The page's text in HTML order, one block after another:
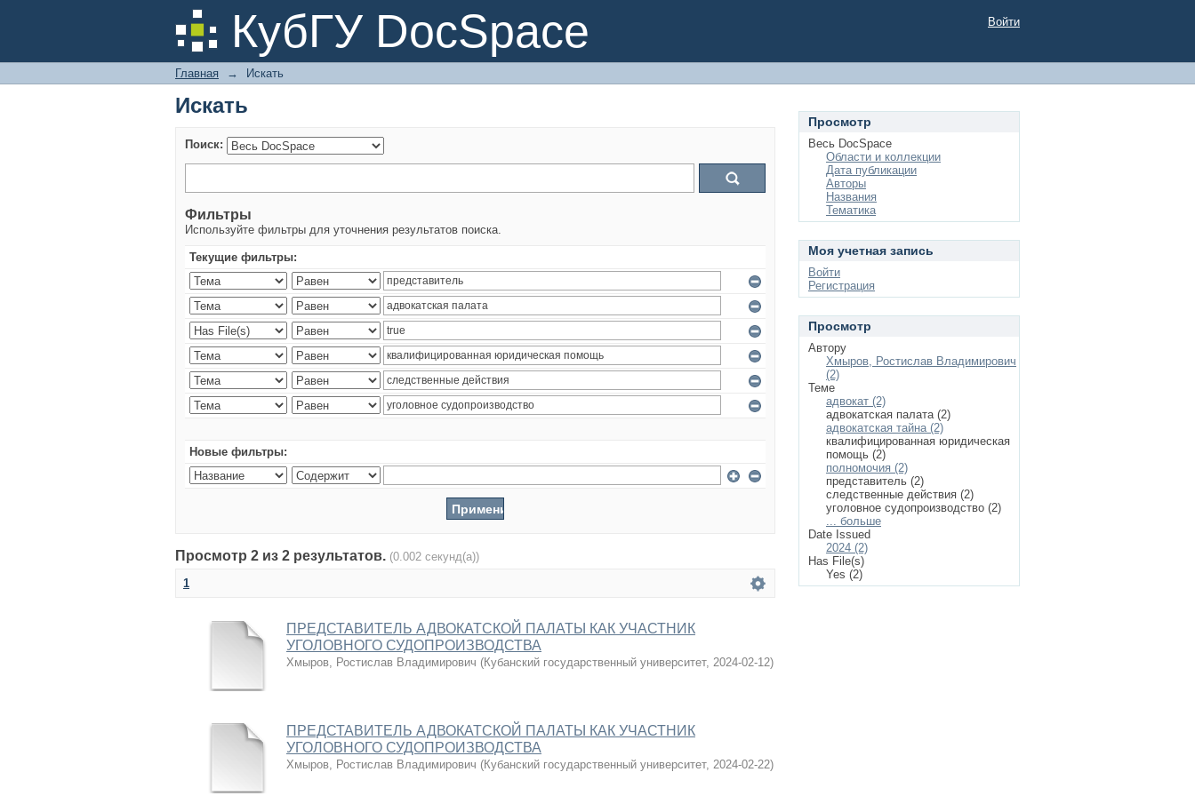
КубГУ DocSpace
Искать Войти
Главная → Искать
Искать
Поиск:
Фильтры
Используйте фильтры для уточнения результатов поиска.
Текущие фильтры:
Новые фильтры:
Просмотр 2 из 2 результатов. (0.002 секунд(а))
1
ПРЕДСТАВИТЕЛЬ АДВОКАТСКОЙ ПАЛАТЫ КАК УЧАСТНИК
УГОЛОВНОГО СУДОПРОИЗВОДСТВА
Хмыров, Ростислав Владимирович (Кубанский государственный университет, 2024-02-12)
ПРЕДСТАВИТЕЛЬ АДВОКАТСКОЙ ПАЛАТЫ КАК УЧАСТНИК
УГОЛОВНОГО СУДОПРОИЗВОДСТВА
Хмыров, Ростислав Владимирович (Кубанский государственный университет, 2024-02-22)
Просмотр
Весь DocSpace
Области и коллекции
Дата публикации
Авторы
Названия
Тематика
Моя учетная запись
Войти
Регистрация
Просмотр
Автору
Хмыров, Ростислав Владимирович
(2)
Теме
адвокат (2)
адвокатская палата (2)
адвокатская тайна (2)
квалифицированная юридическая
помощь (2)
полномочия (2)
представитель (2)
следственные действия (2)
уголовное судопроизводство (2)
... больше
Date Issued
2024 (2)
Has File(s)
Yes (2)